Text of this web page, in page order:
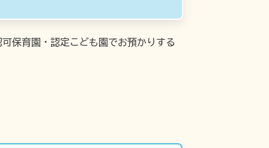
保育園・認定こども園でお預かりする